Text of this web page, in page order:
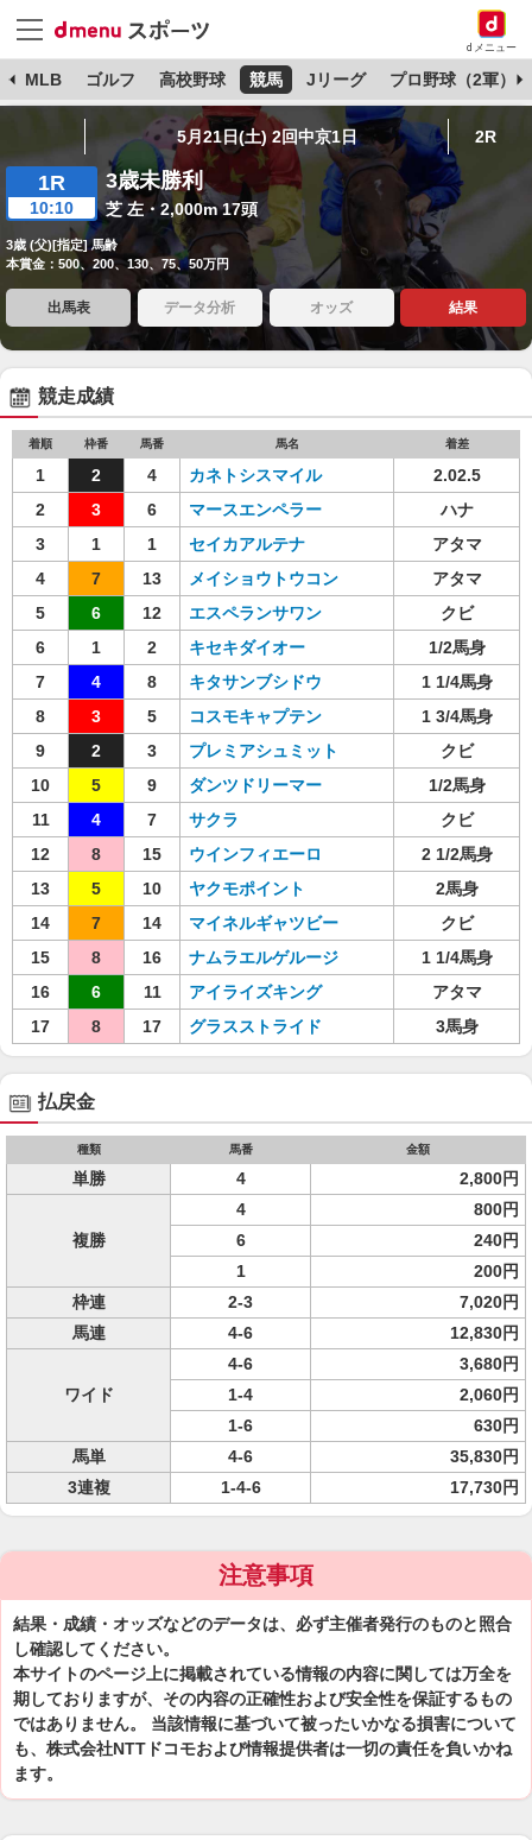
dメニュー
MLB ゴルフ 高校野球 競馬 Jリーグ プロ野球（2軍）
5月21日(土) 2回中京1日 2R
1R
10:10
3歳未勝利
芝 左・2,000m 17頭
3歳 (父)[指定] 馬齢
本賞金：500、200、130、75、50万円
出馬表 データ分析 オッズ 結果
競走成績
着順 枠番 馬番 馬名 着差
1 2 4 カネトシスマイル
2.02.5
2
3 6 マースエンペラー
ハナ
3
1 1 セイカアルテナ
アタマ
4
7 13 メイショウトウコン
アタマ
5
6 12 エスペランサワン
クビ
6
1 2 キセキダイオー
1/2馬身
7
4 8 キタサンブシドウ
1 1/4馬身
8
3 5 コスモキャプテン
1 3/4馬身
9
2 3 プレミアシュミット
クビ
10
5 9 ダンツドリーマー
1/2馬身
11
4 7 サクラ
クビ
12
8 15 ウインフィエーロ
2 1/2馬身
13
5 10 ヤクモポイント
2馬身
14
7 14 マイネルギャツビー
クビ
15
8 16 ナムラエルゲルージ
1 1/4馬身
16
6 11 アイライズキング
アタマ
17
8 17 グラスストライド 3馬身
払戻金
種類 馬番 金額
単勝 4 2,800円
複勝
4
800円
6
240円
1
200円
枠連
2-3
7,020円
馬連
4-6 12,830円
ワイド
4-6
3,680円
1-4
2,060円
1-6
630円
馬単
4-6
35,830円
3連複
1-4-6 17,730円
注意事項
結果・成績・オッズなどのデータは、必ず主催者発行のものと照合
し確認してください。
本サイトのページ上に掲載されている情報の内容に関しては万全を
期しておりますが、その内容の正確性および安全性を保証するもの
ではありません。 当該情報に基づいて被ったいかなる損害について
も、株式会社NTTドコモおよび情報提供者は一切の責任を負いかね
ます。